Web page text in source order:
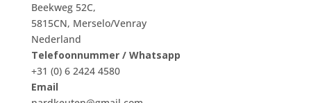
Beekweg 52C,
5815CN, Merselo/Venray
Nederland
Telefoonnummer / Whatsapp
+31 (0) 6 2424 4580
Email